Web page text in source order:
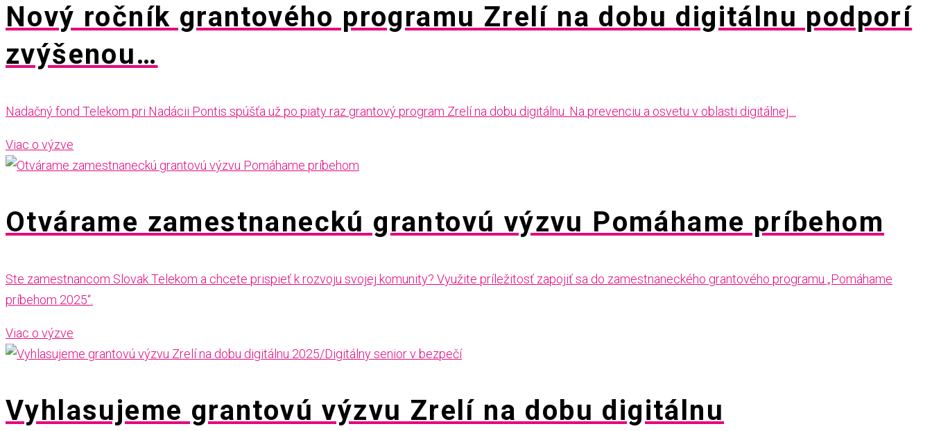
Nový ročník grantového programu Zrelí na dobu digitálnu podporí
zvýšenou…
Nadačný fond Telekom pri Nadácii Pontis spúšťa už po piaty raz grantový program Zrelí na dobu digitálnu. Na prevenciu a osvetu v oblasti digitálnej…
Viac o výzve
Otvárame zamestnaneckú grantovú výzvu Pomáhame príbehom
Ste zamestnancom Slovak Telekom a chcete prispieť k rozvoju svojej komunity? Využite príležitosť zapojiť sa do zamestnaneckého grantového programu „Pomáhame
príbehom 2025“.
Viac o výzve
Vyhlasujeme grantovú výzvu Zrelí na dobu digitálnu